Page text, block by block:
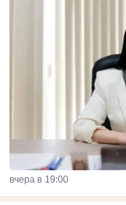
вчера в 19:00